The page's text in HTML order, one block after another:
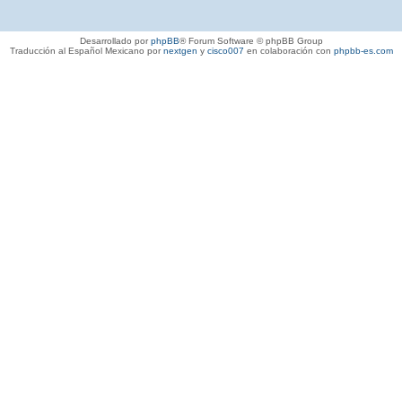
Desarrollado porphpBB® Forum Software © phpBB Group
Traducción al Español Mexicano pornextgen y cisco007 en colaboración con phpbb-es.com